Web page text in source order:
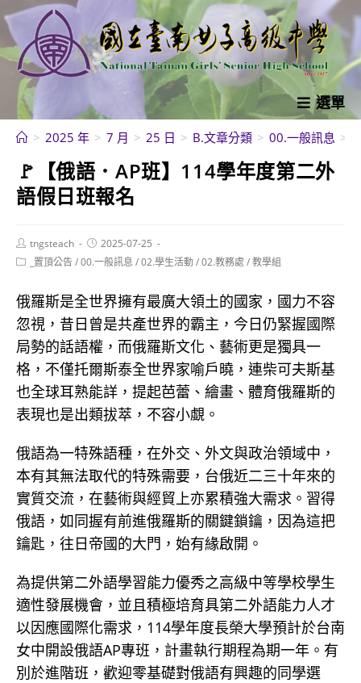
跳
轉
至
內
選單
> 2025 年 > 7 月 > 25 日 > B.文章分類 > 00.一般訊息 >
🚩【俄語．AP班】114學年度第二外
語假日班報名
Post
author:
tngsteach
Post
published:
2025-07-25
Post _置頂公告/00.一般訊息 /02.學生活動/02.教務處 /教學組
俄羅斯是全世界擁有最廣大領土的國家，國力不容
忽視，昔日曾是共產世界的霸主，今日仍緊握國際
局勢的話語權，而俄羅斯文化、藝術更是獨具一
格，不僅托爾斯泰全世界家喻戶曉，連柴可夫斯基
也全球耳熟能詳，提起芭蕾、繪畫、體育俄羅斯的
表現也是出類拔萃，不容小覷。
俄語為一特殊語種，在外交、外文與政治領域中，
本有其無法取代的特殊需要，台俄近二三十年來的
實質交流，在藝術與經貿上亦累積強大需求。習得
俄語，如同握有前進俄羅斯的關鍵鎖鑰，因為這把
鑰匙，往日帝國的大門，始有緣啟開。
為提供第二外語學習能力優秀之高級中等學校學生
適性發展機會，並且積極培育具第二外語能力人才
以因應國際化需求，114學年度長榮大學預計於台南
女中開設俄語AP專班，計畫執行期程為期一年。有
別於進階班，歡迎零基礎對俄語有興趣的同學選